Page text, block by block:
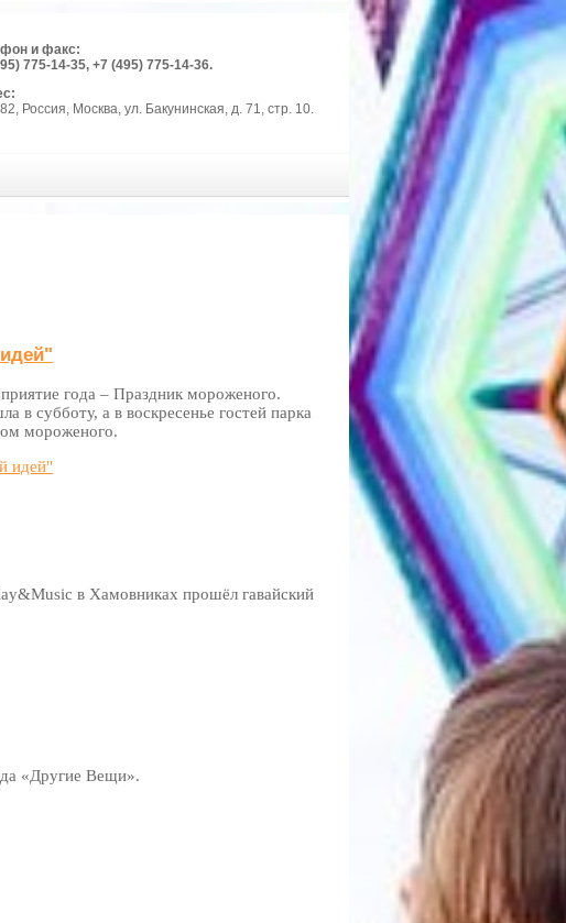
и факс:
775-14-35, +7 (495) 775-14-36.
Россия, Москва, ул. Бакунинская, д. 71, стр. 10.
года – Праздник мороженого.
в субботу, а в воскресенье гостей парка
мороженого.
идей"
в Хамовниках прошёл гавайский
«Другие Вещи».